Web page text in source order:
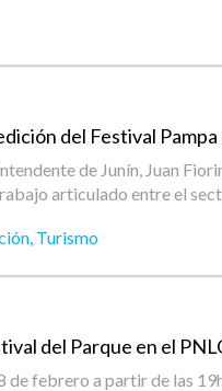
del Festival Pampa
de Junín, Juan
articulado entre el
, Turismo
del Parque en el
de febrero a partir de las